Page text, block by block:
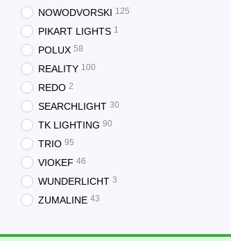
NOWODVORSKI 125
PIKART LIGHTS 1
POLUX 58
REALITY 100
REDO 2
SEARCHLIGHT 30
TK LIGHTING 90
TRIO 95
VIOKEF 46
WUNDERLICHT 3
ZUMALINE 43